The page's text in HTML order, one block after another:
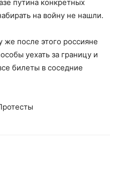
путина конкретных
на войну не нашли.
же после этого россияне
уехать за границу и
билеты в соседние